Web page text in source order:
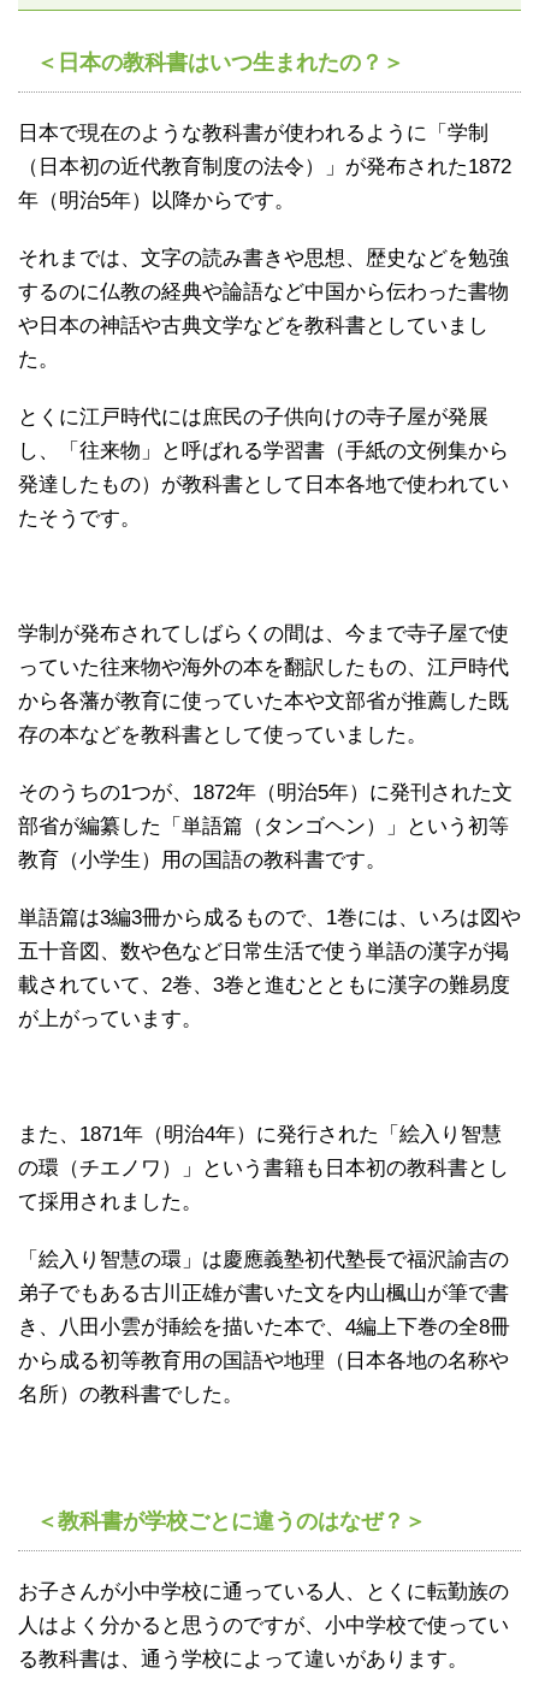
＜日本の教科書はいつ生まれたの？＞
日本で現在のような教科書が使われるように「学制
（日本初の近代教育制度の法令）」が発布された1872
年（明治5年）以降からです。
それまでは、文字の読み書きや思想、歴史などを勉強
するのに仏教の経典や論語など中国から伝わった書物
や日本の神話や古典文学などを教科書としていまし
た。
とくに江戸時代には庶民の子供向けの寺子屋が発展
し、「往来物」と呼ばれる学習書（手紙の文例集から
発達したもの）が教科書として日本各地で使われてい
たそうです。
学制が発布されてしばらくの間は、今まで寺子屋で使
っていた往来物や海外の本を翻訳したもの、江戸時代
から各藩が教育に使っていた本や文部省が推薦した既
存の本などを教科書として使っていました。
そのうちの1つが、1872年（明治5年）に発刊された文
部省が編纂した「単語篇（タンゴヘン）」という初等
教育（小学生）用の国語の教科書です。
単語篇は3編3冊から成るもので、1巻には、いろは図や
五十音図、数や色など日常生活で使う単語の漢字が掲
載されていて、2巻、3巻と進むとともに漢字の難易度
が上がっています。
また、1871年（明治4年）に発行された「絵入り智慧
の環（チエノワ）」という書籍も日本初の教科書とし
て採用されました。
「絵入り智慧の環」は慶應義塾初代塾長で福沢諭吉の
弟子でもある古川正雄が書いた文を内山楓山が筆で書
き、八田小雲が挿絵を描いた本で、4編上下巻の全8冊
から成る初等教育用の国語や地理（日本各地の名称や
名所）の教科書でした。
＜教科書が学校ごとに違うのはなぜ？＞
お子さんが小中学校に通っている人、とくに転勤族の
人はよく分かると思うのですが、小中学校で使ってい
る教科書は、通う学校によって違いがあります。